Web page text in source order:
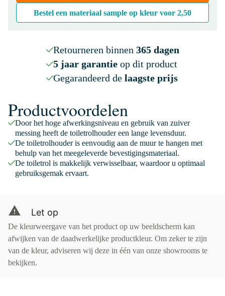
Bestel een materiaal sample op kleur voor 2,50
Retourneren binnen 365 dagen
5 jaar garantieop dit product
Gegarandeerd de laagste prijs
Productvoordelen
Door het hoge afwerkingsniveau en gebruik van zuiver
messing heeft de toiletrolhouder een lange levensduur.
De toiletrolhouder is eenvoudig aan de muur te hangen met
behulp van het meegeleverde bevestigingsmateriaal.
De toiletrol is makkelijk verwisselbaar, waardoor u optimaal
gebruiksgemak ervaart.
Let op
De kleurweergave van het product op uw beeldscherm kan
afwijken van de daadwerkelijke productkleur. Om zeker te zijn
van de kleur, adviseren wij deze in één van onze showrooms te
bekijken.